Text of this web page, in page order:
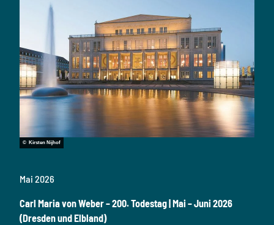
© Kirsten Nijhof
Mai 2026
Carl Maria von Weber – 200. Todestag | Mai – Juni 2026
(Dresden und Elbland)